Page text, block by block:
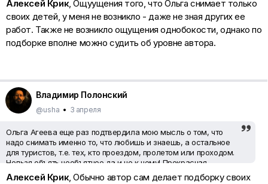
Николай Семёнов, Это сказалась субъективность выборки)))
Ощущение, что кроме детей она ничего не снимает.
Это не так.
У нее есть 1) интересные пейзажи (мало), 2) природный
,,концептом,,. Так что выборка, не знаю чья - авторская или
редакторская - мне показалась однобокой.
Алексей Крик, Ощуущения того, что Ольга снимает только
своих детей, у меня не возникло - даже не зная других ее
работ. Также не возникло ощущения однобокости, однако по
подборке вполне можно судить об уровне автора.
Владимир Полонский
@usha • 3 апреля
Ольга Агеева еще раз подтвердила мою мысль о том, что
надо снимать именно то, что любишь и знаешь, а остальное
для туристов, т.е. тех, кто проездом, пролетом или проходом.
Нельзя объять необъятное да и не к чему! Прекрасная
подборка!
Алексей Крик, Обычно автор сам делает подборку своих